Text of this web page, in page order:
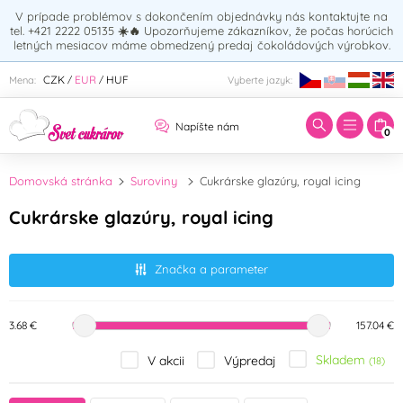
V prípade problémov s dokončením objednávky nás kontaktujte na
tel. +421 2222 05135 ☀️🔥 Upozorňujeme zákazníkov, že počas horúcich
letných mesiacov máme obmedzený predaj čokoládových výrobkov.
Mena: CZK / EUR / HUF Vyberte jazyk:
Napíšte nám 0
Zadajte hľadaný výraz:
Domovská stránka Suroviny Cukrárske glazúry, royal icing
Cukrárske glazúry, royal icing
Značka a parameter
3.68 € 157.04 €
V akcii Výpredaj Skladem (18)